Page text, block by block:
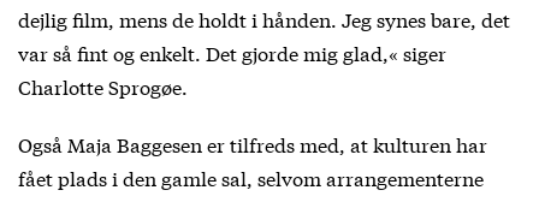
dejlig film, mens de holdt i hånden. Jeg synes bare, det
var så fint og enkelt. Det gjorde mig glad,« siger
Charlotte Sprogøe.
Også Maja Baggesen er tilfreds med, at kulturen har
fået plads i den gamle sal, selvom arrangementerne